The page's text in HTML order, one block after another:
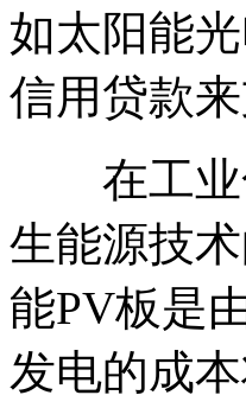
如太阳能
信用贷款
在工业
生能源技
能PV板是
发电的成